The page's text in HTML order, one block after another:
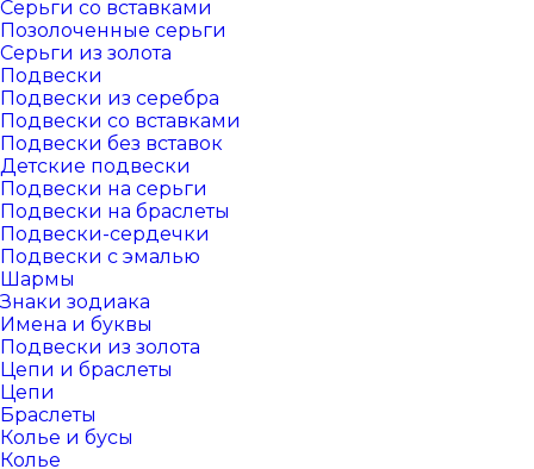
Серьги со вставками
Позолоченные серьги
Серьги из золота
Подвески
Подвески из серебра
Подвески со вставками
Подвески без вставок
Детские подвески
Подвески на серьги
Подвески на браслеты
Подвески-сердечки
Подвески с эмалью
Шармы
Знаки зодиака
Имена и буквы
Подвески из золота
Цепи и браслеты
Цепи
Браслеты
Колье и бусы
Колье